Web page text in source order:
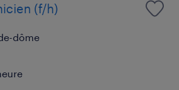
(f/h)
dôme